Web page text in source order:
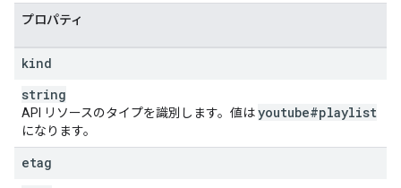
" embedHtml
"description":
string
}
}
プロパティ
kind
string
API リソースのタイプを識別します。値はyoutube#playlist
になります。
etag